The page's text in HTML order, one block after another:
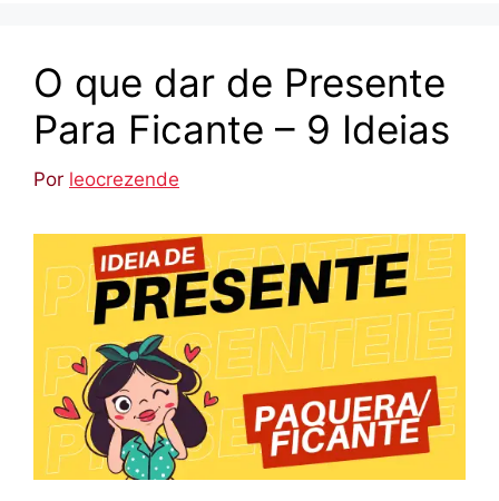
O que dar de Presente
Para Ficante – 9 Ideias
Por leocrezende